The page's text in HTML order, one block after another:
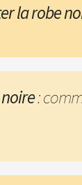
la robe
: